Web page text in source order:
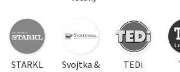
STARKL
Svojtka &
TEDi